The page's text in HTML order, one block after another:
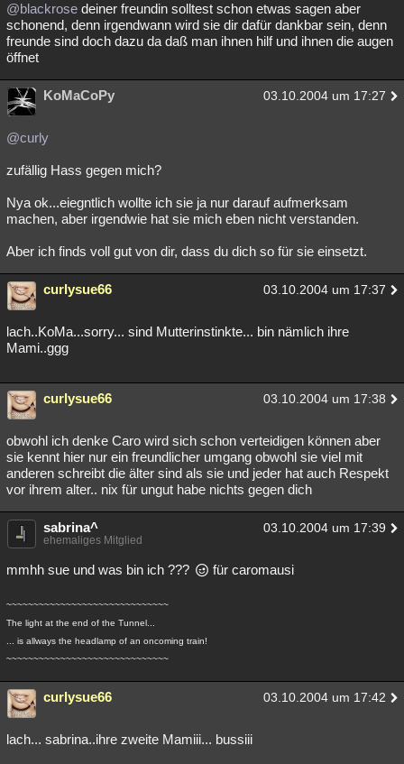
@blackrose deiner freundin solltest schon etwas sagen aber
schonend, denn irgendwann wird sie dir dafür dankbar sein, denn
freunde sind doch dazu da daß man ihnen hilf und ihnen die augen
öffnet
KoMaCoPy 03.10.2004 um 17:27
@curly
zufällig Hass gegen mich?
Nya ok...eiegntlich wollte ich sie ja nur darauf aufmerksam
machen, aber irgendwie hat sie mich eben nicht verstanden.
Aber ich finds voll gut von dir, dass du dich so für sie einsetzt.
curlysue66 03.10.2004 um 17:37
lach..KoMa...sorry... sind Mutterinstinkte... bin nämlich ihre
Mami..ggg
curlysue66 03.10.2004 um 17:38
obwohl ich denke Caro wird sich schon verteidigen können aber
sie kennt hier nur ein freundlicher umgang obwohl sie viel mit
anderen schreibt die älter sind als sie und jeder hat auch Respekt
vor ihrem alter.. nix für ungut habe nichts gegen dich
sabrina^ 03.10.2004 um 17:39
ehemaliges Mitglied
mmhh sue und was bin ich ??? für caromausi
~~~~~~~~~~~~~~~~~~~~~~~~~~~~~~
The light at the end of the Tunnel...
... is allways the headlamp of an oncoming train!
~~~~~~~~~~~~~~~~~~~~~~~~~~~~~~
curlysue66 03.10.2004 um 17:42
lach... sabrina..ihre zweite Mamiii... bussiii